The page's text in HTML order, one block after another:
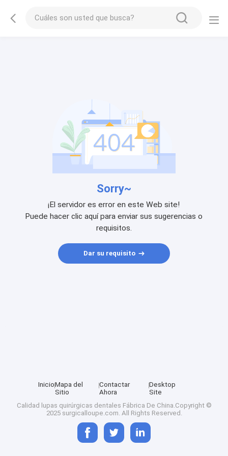
Sorry~
¡El servidor es error en este Web site!
Puede hacer clic aquí para enviar sus sugerencias o
requisitos.
Dar su requisito
InicioMapa del
Sitio
Contactar
Ahora
Desktop
Site
Calidad lupas quirúrgicas dentales Fábrica De China.Copyright ©
2025 surgicalloupe.com. All Rights Reserved.